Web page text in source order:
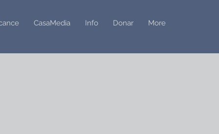
CasaMedia Info Donar More